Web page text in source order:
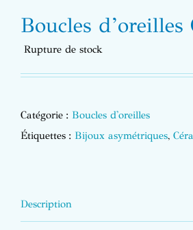
Boucles d’oreilles
Rupture de stock
Catégorie : Boucles d'oreilles
Étiquettes : Bijoux asymétriques,
Description